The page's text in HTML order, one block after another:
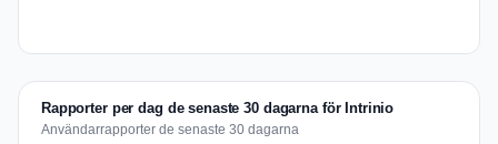
Rapporter per dag de senaste 30 dagarna för Intrinio
Användarrapporter de senaste 30 dagarna